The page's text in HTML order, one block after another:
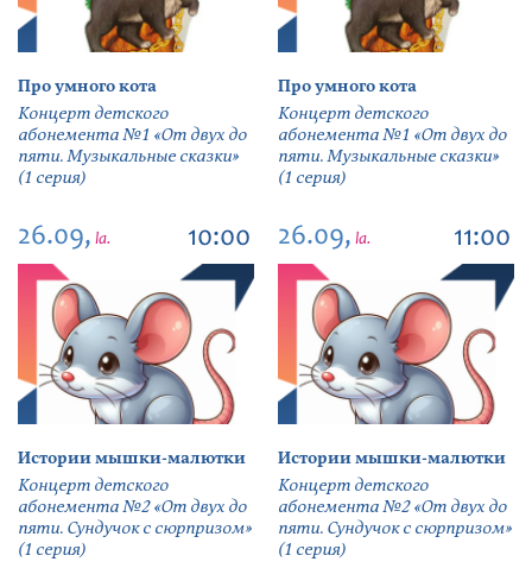
Про умного кота
Концерт детского
абонемента №1 «От двух до
пяти. Музыкальные сказки»
(1 серия)
Про умного кота
Концерт детского
абонемента №1 «От двух до
пяти. Музыкальные сказки»
(1 серия)
26.09, la. 10:00
Истории мышки-малютки
Концерт детского
абонемента №2 «От двух до
пяти. Сундучок с сюрпризом»
(1 серия)
26.09, la. 11:00
Истории мышки-малютки
Концерт детского
абонемента №2 «От двух до
пяти. Сундучок с сюрпризом»
(1 серия)